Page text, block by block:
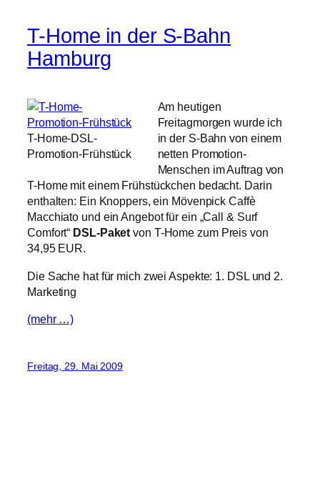
T-Home in der S-Bahn
Hamburg
T-Home-DSL-
Promotion-Frühstück
Am heutigen
Freitagmorgen wurde ich
in der S-Bahn von einem
netten Promotion-
Menschen im Auftrag von
T-Home mit einem Frühstückchen bedacht. Darin
enthalten: Ein Knoppers, ein Mövenpick Caffè
Macchiato und ein Angebot für ein „Call & Surf
Comfort“ DSL-Paket von T-Home zum Preis von
34,95 EUR.
Die Sache hat für mich zwei Aspekte: 1. DSL und 2.
Marketing
(mehr …)
Freitag, 29. Mai 2009